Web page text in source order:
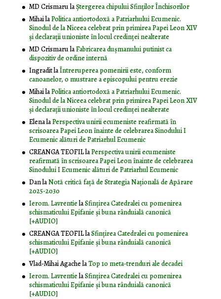
MD CrismarulaŞtergerea chipului Sfinţilor Închisorilor
MihailaPolitica antiortodoxă a Patriarhului Ecumenic.
Sinodul de la Niceea celebrat prin primirea Papei Leon XIV
și declarații unioniste în locul credinței nealterate
MD CrismarulaFabricarea dușmanului putinist ca
dispozitiv de ordine internă
IngraditlaÎntreruperea pomenirii este, conform
canoanelor, o mustrare a episcopului pentru erezie
MihailaPolitica antiortodoxă a Patriarhului Ecumenic.
Sinodul de la Niceea celebrat prin primirea Papei Leon XIV
și declarații unioniste în locul credinței nealterate
ElenalaPerspectiva unirii ecumeniste reafirmată în
scrisoarea Papei Leon înainte de celebrarea Sinodului I
Ecumenic alături de Patriarhul Ecumenic
CREANGA TEOFILlaPerspectiva unirii ecumeniste
reafirmată în scrisoarea Papei Leon înainte de celebrarea
Sinodului I Ecumenic alături de Patriarhul Ecumenic
DanlaNotă critică faţă de Strategia Naţională de Apărare
2025-2030
Ierom. LavrentielaSfințirea Catedralei cu pomenirea
schismaticului Epifanie și buna rânduială canonică
[+AUDIO]
CREANGA TEOFILlaSfințirea Catedralei cu pomenirea
schismaticului Epifanie și buna rânduială canonică
[+AUDIO]
Vlad-Mihai AgachelaTop 10 meta-trenduri ale decadei
Ierom. LavrentielaSfințirea Catedralei cu pomenirea
schismaticului Epifanie și buna rânduială canonică
[+AUDIO]